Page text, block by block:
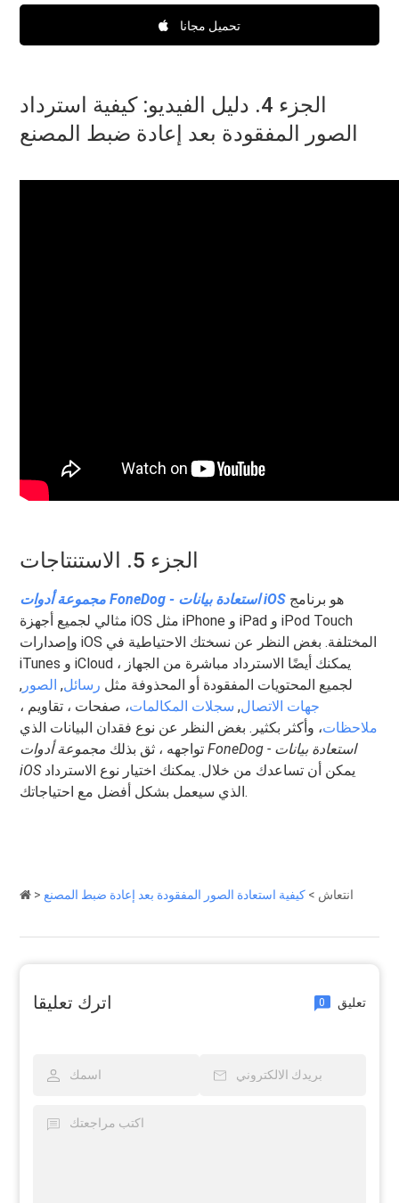
تحميل مجانا
الجزء 4. دليل الفيديو: كيفية استرداد
الصور المفقودة بعد إعادة ضبط المصنع
الجزء 5. الاستنتاجات
مجموعة أدوات FoneDog - استعادة بيانات iOS هو برنامج
مثالي لجميع أجهزة iOS مثل iPhone و iPad و iPod Touch
وإصدارات iOS المختلفة. بغض النظر عن نسختك الاحتياطية في
iTunes و iCloud ، يمكنك أيضًا الاسترداد مباشرة من الجهاز
لجميع المحتويات المفقودة أو المحذوفة مثل رسائل, الصور ,
جهات الاتصال, سجلات المكالمات، صفحات ، تقاويم ،
ملاحظات، وأكثر بكثير. بغض النظر عن نوع فقدان البيانات الذي
تواجهه ، ثق بذلك مجموعة أدوات FoneDog - استعادة بيانات
iOS يمكن أن تساعدك من خلال. يمكنك اختيار نوع الاسترداد
الذي سيعمل بشكل أفضل مع احتياجاتك.
> انتعاش > كيفية استعادة الصور المفقودة بعد إعادة ضبط المصنع
اترك تعليقا 0 تعليق